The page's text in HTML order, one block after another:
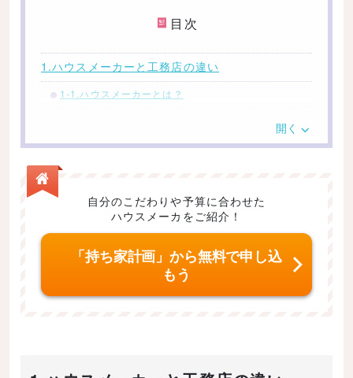
目次
1.ハウスメーカーと工務店の違い
1-1.ハウスメーカーとは？
【地域密着型のハウスメーカー】
1-2.工務店とは？
1-3.ハウスメーカーと工務店の違い
（1）商品が規格化されているかオーダーメイド
か
開く
自分のこだわりや予算に合わせた
ハウスメーカをご紹介！
「持ち家計画」から無料で申し込
もう